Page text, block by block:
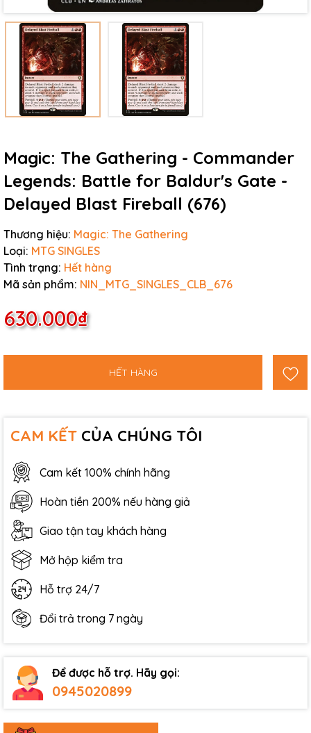
Magic: The Gathering - Commander
Legends: Battle for Baldur's Gate -
Delayed Blast Fireball (676)
Thương hiệu: Magic: The Gathering
Loại: MTG SINGLES
Tình trạng: Hết hàng
Mã sản phẩm: NIN_MTG_SINGLES_CLB_676
630.000₫
HẾT HÀNG
CAM KẾT CỦA CHÚNG TÔI
Cam kết 100% chính hãng
Hoàn tiền 200% nếu hàng giả
Giao tận tay khách hàng
Mở hộp kiểm tra
Hỗ trợ 24/7
Đổi trả trong 7 ngày
Để được hỗ trợ. Hãy gọi:
0945020899